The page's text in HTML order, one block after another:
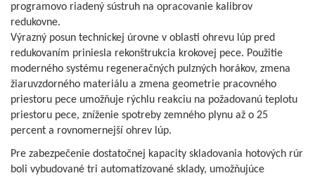
programovo riadený sústruh na opracovanie kalibrov
redukovne.
Výrazný posun technickej úrovne v oblasti ohrevu lúp pred
redukovaním priniesla rekonštrukcia krokovej pece. Použitie
moderného systému regeneračných pulzných horákov, zmena
žiaruvzdorného materiálu a zmena geometrie pracovného
priestoru pece umožňuje rýchlu reakciu na požadovanú teplotu
priestoru pece, zníženie spotreby zemného plynu až o 25
percent a rovnomernejší ohrev lúp.
Pre zabezpečenie dostatočnej kapacity skladovania hotových rúr
boli vybudované tri automatizované sklady, umožňujúce